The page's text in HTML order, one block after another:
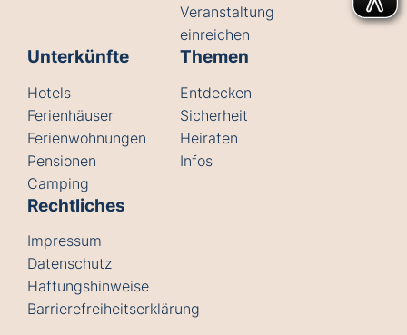
Veranstaltung
einreichen
Unterkünfte
Hotels
Ferienhäuser
Ferienwohnungen
Pensionen
Camping
Themen
Entdecken
Sicherheit
Heiraten
Infos
Rechtliches
Impressum
Datenschutz
Haftungshinweise
Barrierefreiheitserklärung